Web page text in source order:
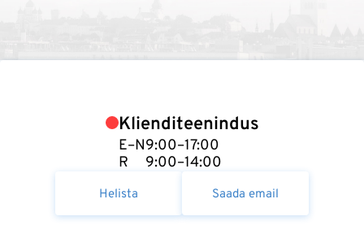
Klienditeenindus
E–N
R
9:00–17:00
9:00–14:00
Helista Saada email